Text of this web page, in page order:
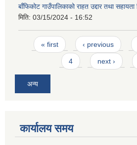
बाँफिकोट गाउँपालिकाको राहत उद्दार तथा
मिति: 03/15/2024 - 16:52
Pages
« first ‹ previous
4 next ›
अन्य
कार्यालय समय